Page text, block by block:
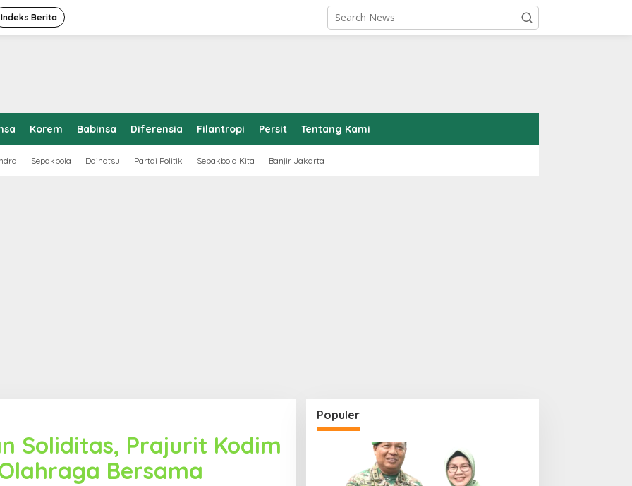
Indeks Berita
Korem Babinsa Diferensia Filantropi Persit Tentang Kami
Sepakbola Daihatsu Partai Politik Sepakbola Kita Banjir Jakarta
Soliditas, Prajurit Kodim
Bersama
Populer